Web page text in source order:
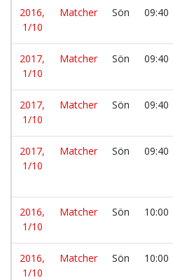
2016,
1/10
Matcher Sön 09:40
2017,
1/10
Matcher Sön 09:40
2017,
1/10
Matcher Sön 09:40
2017,
1/10
Matcher Sön 09:40
2016,
1/10
Matcher Sön 10:00
2016,
1/10
Matcher Sön 10:00